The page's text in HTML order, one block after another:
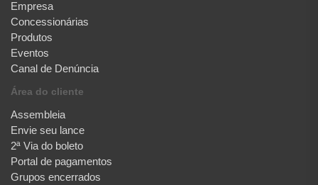
Empresa
Concessionárias
Produtos
Eventos
Canal de Denúncia
Área do cliente
Assembleia
Envie seu lance
2ª Via do boleto
Portal de pagamentos
Grupos encerrados